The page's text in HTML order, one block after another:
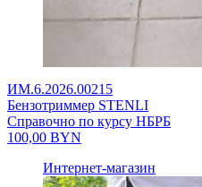
ИМ.6.2026.00215
Бензотриммер STENLI
Справочно по курсу НБРБ
100,00 BYN
Интернет-магазин